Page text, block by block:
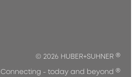
© 2026 HUBER+SUHNER ®
Connecting - today and beyond ®